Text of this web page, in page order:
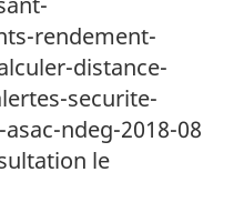
rendement-
distance-
securite-
ndeg-2018-08
le